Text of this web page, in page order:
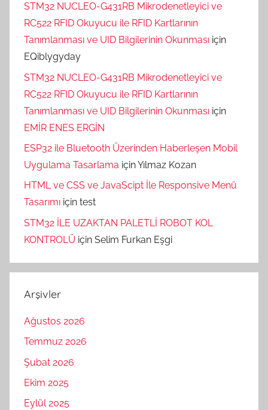
STM32 NUCLEO-G431RB Mikrodenetleyici ve
RC522 RFID Okuyucu ile RFID Kartlarının
Tanımlanması ve UID Bilgilerinin Okunması için
EQiblygyday
STM32 NUCLEO-G431RB Mikrodenetleyici ve
RC522 RFID Okuyucu ile RFID Kartlarının
Tanımlanması ve UID Bilgilerinin Okunması için
EMİR ENES ERGİN
ESP32 ile Bluetooth Üzerinden Haberleşen Mobil
Uygulama Tasarlama içinYılmaz Kozan
HTML ve CSS ve JavaScipt İle Responsive Menü
Tasarımı için test
STM32 İLE UZAKTAN PALETLİ ROBOT KOL
KONTROLÜ için Selim Furkan Eşgi
Arşivler
Ağustos 2026
Temmuz 2026
Şubat 2026
Ekim 2025
Eylül 2025